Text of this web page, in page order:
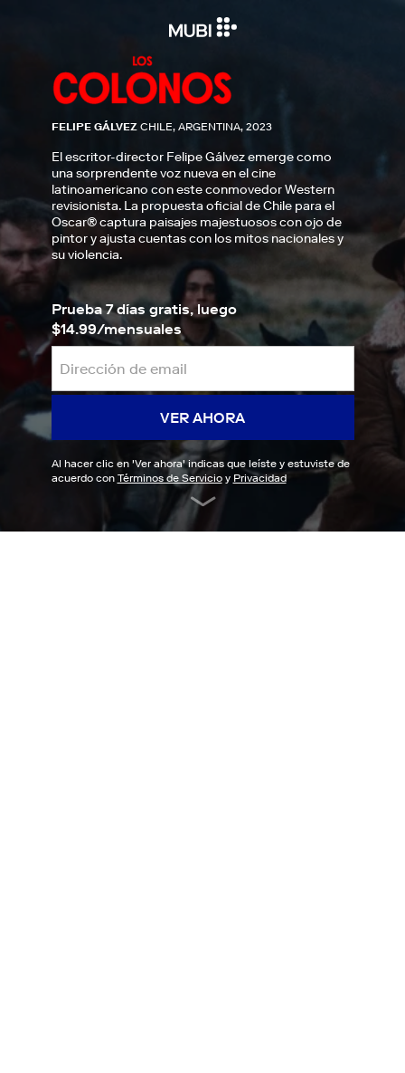
FELIPE GÁLVEZ CHILE, ARGENTINA, 2023
El escritor-director Felipe Gálvez emerge como
una sorprendente voz nueva en el cine
latinoamericano con este conmovedor Western
revisionista. La propuesta oficial de Chile para el
Oscar® captura paisajes majestuosos con ojo de
pintor y ajusta cuentas con los mitos nacionales y
su violencia.
Prueba 7 días gratis, luego
$14.99/mensuales
VER AHORA
Al hacer clic en 'Ver ahora' indicas que leíste y estuviste de
acuerdo con Términos de Servicioy Privacidad